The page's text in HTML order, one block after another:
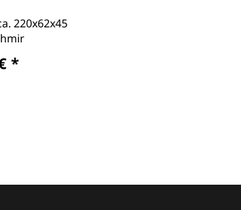
220x62x45
*